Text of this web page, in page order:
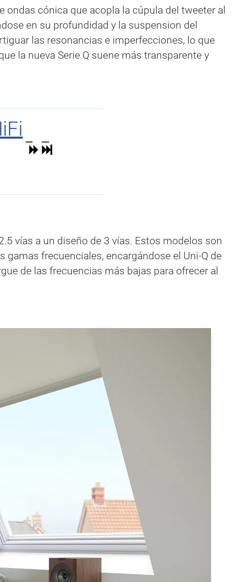
ondas cónica que acopla la cúpula del tweeter al
en su profundidad y la suspension del
las resonancias e imperfecciones, lo que
la nueva Serie Q suene más transparente y
vías a un diseño de 3 vías. Estos modelos son
gamas frecuenciales, encargándose el Uni-Q de
de las frecuencias más bajas para ofrecer al